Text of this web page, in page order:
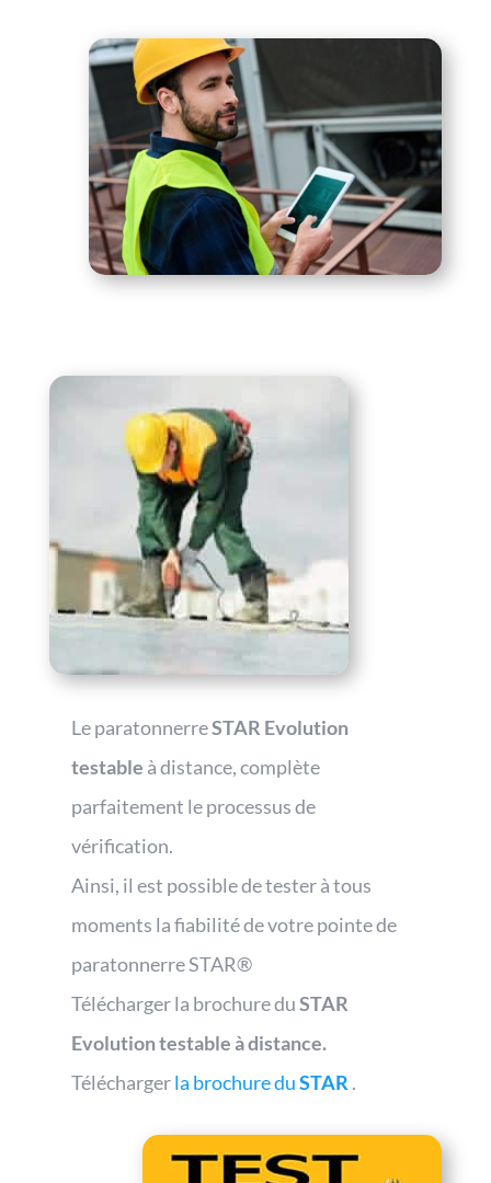
Le paratonnerreSTAR Evolution
testable à distance, complète
parfaitement le processus de
vérification.
Ainsi, il est possible de tester à tous
moments la fiabilité de votre pointe de
paratonnerre STAR®
Télécharger la brochure duSTAR
Evolution testable à distance.
Téléchargerla brochure duSTAR .